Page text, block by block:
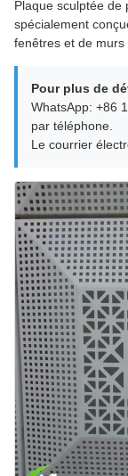
Plaque sculptée de
spécialement
fenêtres et de murs
Pour plus de
WhatsApp: +86
par téléphone.
Le courrier